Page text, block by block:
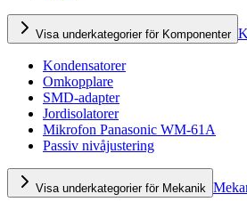
Visa underkategorier för Komponenter
Kondensatorer
Omkopplare
SMD-adapter
Jordisolatorer
Mikrofon Panasonic WM-61A
Passiv nivåjustering
Visa underkategorier för Mekanik